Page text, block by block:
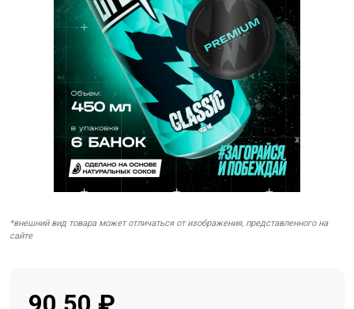
*внешний вид товара может отличаться от изображения, представленного на
сайте